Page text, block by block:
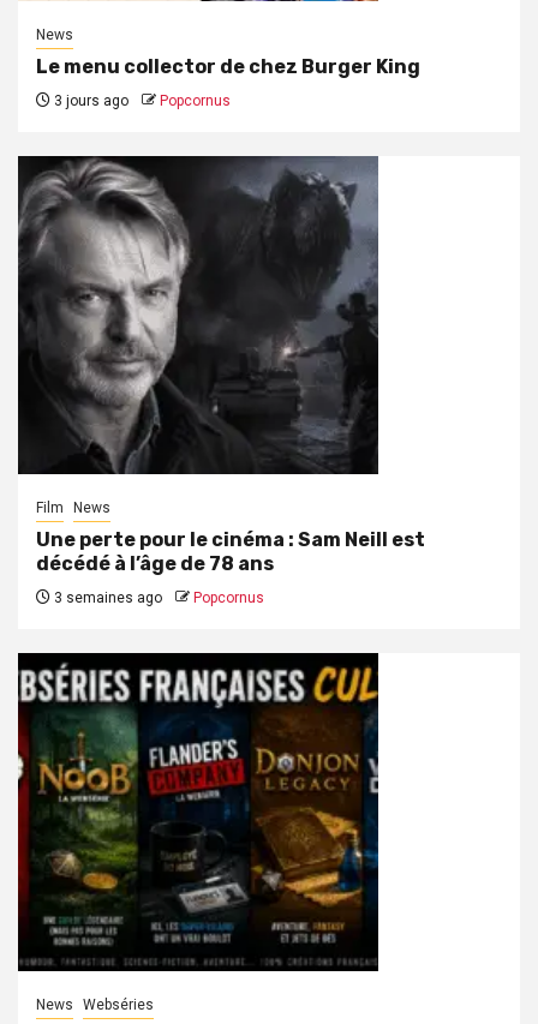
News
Le menu collector de chez Burger King
3 jours ago Popcornus
Film News
Une perte pour le cinéma : Sam Neill est
décédé à l’âge de 78 ans
3 semaines ago Popcornus
News Webséries